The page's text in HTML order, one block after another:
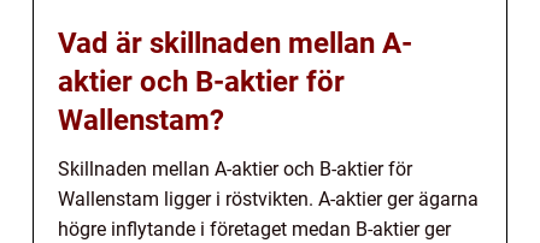
Vad är skillnaden mellan A-
aktier och B-aktier för
Wallenstam?
Skillnaden mellan A-aktier och B-aktier för
Wallenstam ligger i röstvikten. A-aktier ger ägarna
högre inflytande i företaget medan B-aktier ger